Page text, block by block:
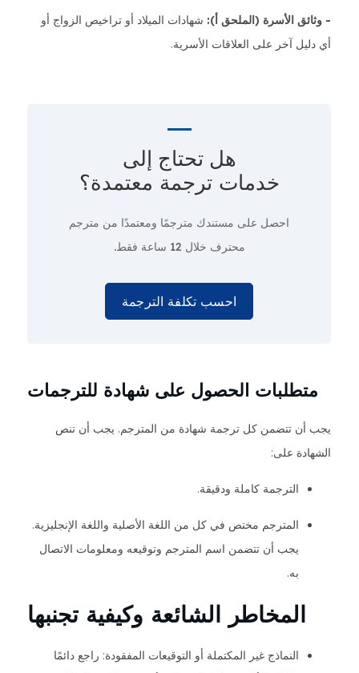
- وثائق الأسرة (الملحق أ): شهادات الميلاد أو تراخيص الزواج أو
أي دليل آخر على العلاقات الأسرية.
هل تحتاج إلى
خدمات ترجمة معتمدة؟
احصل على مستندك مترجمًا ومعتمدًا من مترجم
محترف خلال 12 ساعة فقط.
احسب تكلفة الترجمة
متطلبات الحصول على شهادة للترجمات
يجب أن تتضمن كل ترجمة شهادة من المترجم. يجب أن تنص
الشهادة على:
الترجمة كاملة ودقيقة.
المترجم مختص في كل من اللغة الأصلية واللغة الإنجليزية.
يجب أن تتضمن اسم المترجم وتوقيعه ومعلومات الاتصال
به.
المخاطر الشائعة وكيفية تجنبها
النماذج غير المكتملة أو التوقيعات المفقودة: راجع دائمًا